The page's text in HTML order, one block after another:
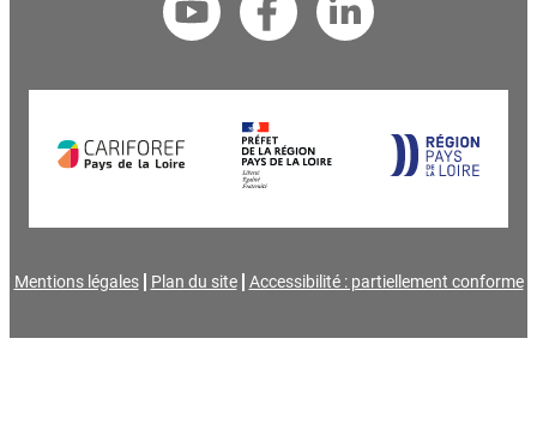
Mentions légales Plan du site Accessibilité : partiellement conforme